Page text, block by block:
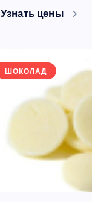
Узнать цены
ШОКОЛАД